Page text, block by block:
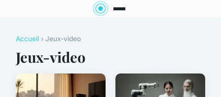
Accueil › Jeux-video
Jeux-video